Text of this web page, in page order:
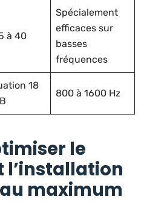
à 40
Spécialement
efficaces sur
basses
fréquences
18
800 à 1600 Hz
le
l’installation
maximum